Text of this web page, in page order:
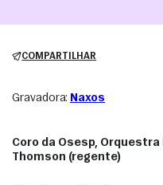
COMPARTILHAR
Gravadora: Naxos
Coro da Osesp,
Thomson (regente)